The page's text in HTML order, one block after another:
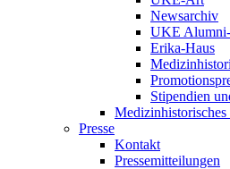
Newsarchiv
UKE
Erika-Haus
Stipendien
Medizinhistorisches
Presse
Kontakt
Pressemitteilungen